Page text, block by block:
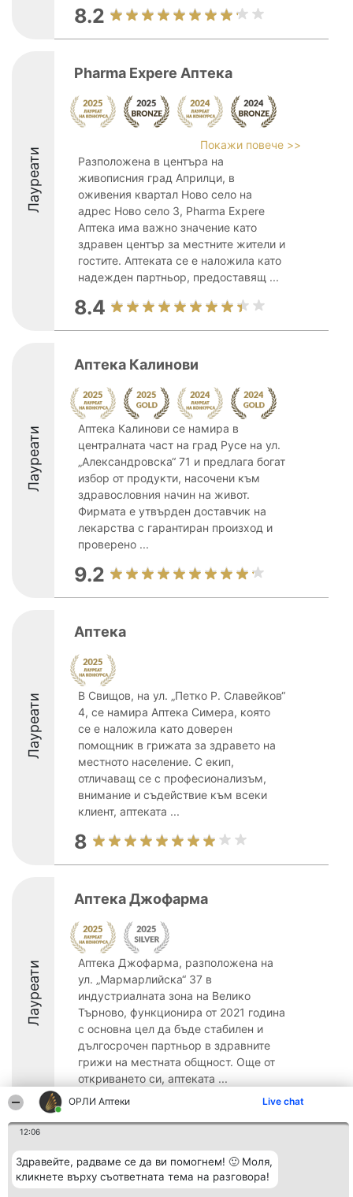
ОРЛИ Аптеки Live chat
12:06
Здравейте, радваме се да ви помогнем! 🙂 Моля,
кликнете върху съответната тема на разговора!
8.2
Лауреати
Pharma Expere Аптека
Покажи повече >>
Разположена в центъра на
живописния град Априлци, в
оживения квартал Ново село на
адрес Ново село 3, Pharma Expere
Аптека има важно значение като
здравен център за местните жители и
гостите. Аптеката се е наложила като
надежден партньор, предоставящ ...
8.4
Лауреати
Аптекa Калинови
Аптека Калинови се намира в
централната част на град Русе на ул.
„Александровска“ 71 и предлага богат
избор от продукти, насочени към
здравословния начин на живот.
Фирмата е утвърден доставчик на
лекарства с гарантиран произход и
проверено ...
9.2
Лауреати
Аптека
В Свищов, на ул. „Петко Р. Славейков“
4, се намира Аптека Симера, която
се е наложила като доверен
помощник в грижата за здравето на
местното население. С екип,
отличаващ се с професионализъм,
внимание и съдействие към всеки
клиент, аптеката ...
8
Лауреати
Аптека Джофарма
Аптека Джофарма, разположена на
ул. „Мармарлийска“ 37 в
индустриалната зона на Велико
Търново, функционира от 2021 година
с основна цел да бъде стабилен и
дългосрочен партньор в здравните
грижи на местната общност. Още от
откриването си, аптеката ...
8.5
Организатор на
класиране
Beautiful Company S.R.L.
Класация
Победители
Списък на
Контакти
Контакти